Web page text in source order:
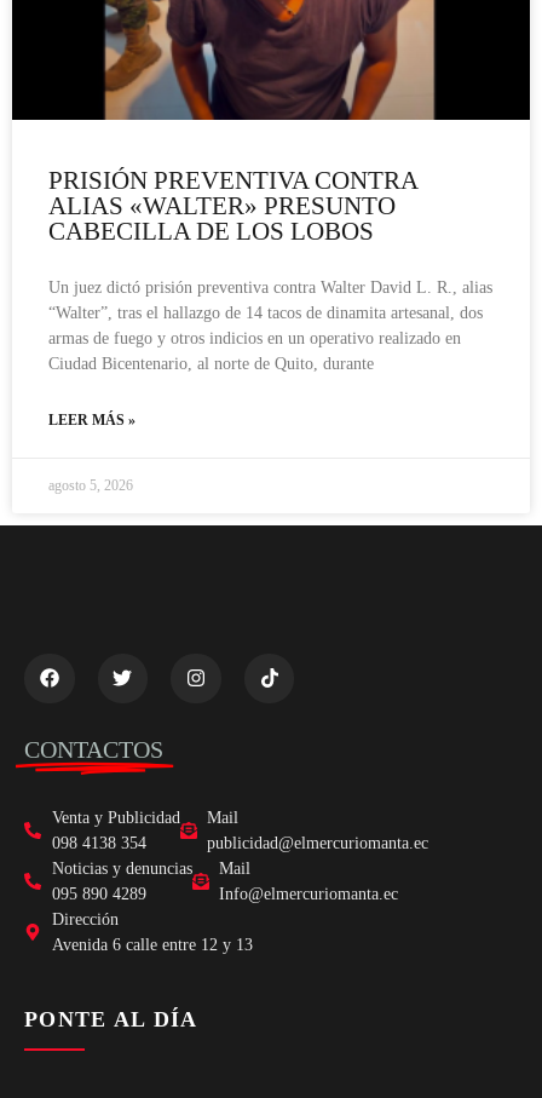
PRISIÓN PREVENTIVA CONTRA
ALIAS «WALTER» PRESUNTO
CABECILLA DE LOS LOBOS
Un juez dictó prisión preventiva contra Walter David L. R., alias
“Walter”, tras el hallazgo de 14 tacos de dinamita artesanal, dos
armas de fuego y otros indicios en un operativo realizado en
Ciudad Bicentenario, al norte de Quito, durante
LEER MÁS »
agosto 5, 2026
CONTACTOS
Venta y Publicidad
098 4138 354
Mail
publicidad@elmercuriomanta.ec
Noticias y denuncias
095 890 4289
Mail
Info@elmercuriomanta.ec
Dirección
Avenida 6 calle entre 12 y 13
PONTE AL DÍA